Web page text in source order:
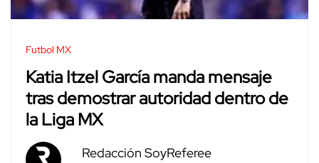
Futbol MX
Katia Itzel García manda mensaje
tras demostrar autoridad dentro de
la Liga MX
Redacción SoyReferee